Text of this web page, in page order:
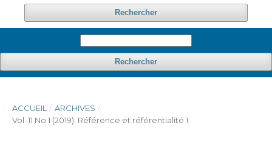
Rechercher
Rechercher
ACCUEIL / ARCHIVES /
Vol. 11 No 1 (2019): Référence et référentialité 1